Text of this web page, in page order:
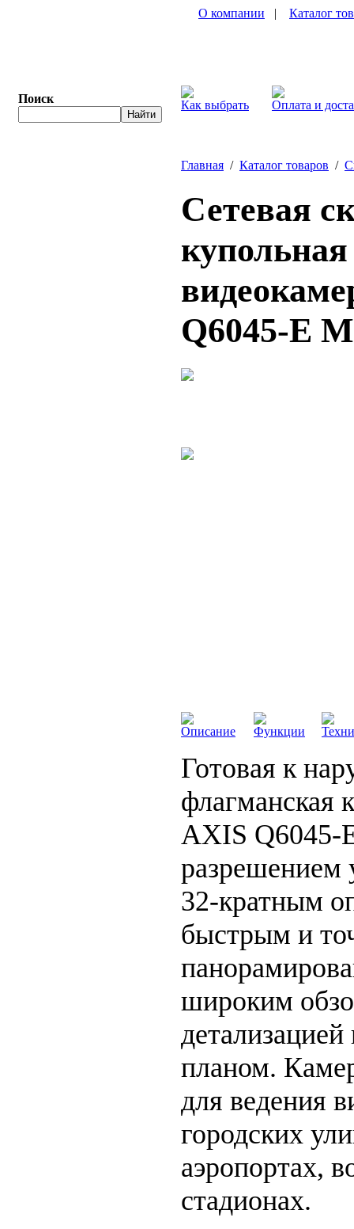
Поиск
О компании | Каталог
Как выбрать Оплата и
Главная / Каталог товаров /
Сетевая
Q6045-E
Описание Функции
Готовая к
флагманская
AXIS Q6045-
разрешением
32-кратным
быстрым и
широким
планом.
для ведения
городских
аэропортах,
стадионах.